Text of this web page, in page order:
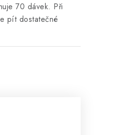
70 dávek. Při
pít dostatečné